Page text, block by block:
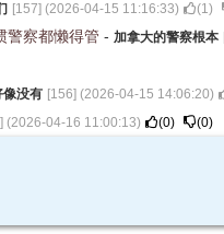
[157] (2026-04-15 11:16:33) (1)
警察都懒得管 - 加拿大的警察根本
没有 [156] (2026-04-15 14:06:20)
] (2026-04-16 11:00:13) (0) (0)